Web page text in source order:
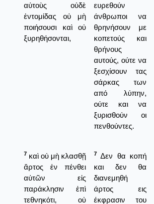
αὐτοὺς οὐδὲ
ἐντομίδας οὐ μὴ
ποιήσουσι καὶ οὐ
ξυρηθήσονται,
ευρεθούν
άνθρωποι να
θρηνήσουν με
κοπετούς και
θρήνους
αυτούς, ούτε να
ξεσχίσουν τας
σάρκας των
από λύπην,
ούτε και να
ξυρισθούν οι
πενθούντες.
7 καὶ οὐ μὴ κλασθῇ
ἄρτος ἐν πένθει
αὐτῶν εἰς
παράκλησιν ἐπὶ
τεθνηκότι, οὐ
7 Δεν θα κοπή
και δεν θα
διανεμηθή
άρτος εις
έκφρασιν του